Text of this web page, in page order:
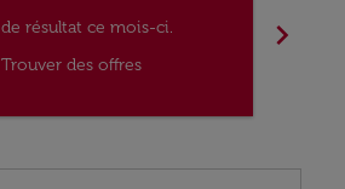
de résultat ce mois-ci.
Trouver des offres
chevron_right